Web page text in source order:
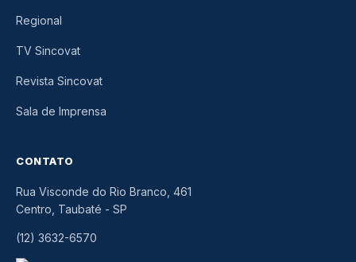
Regional
TV Sincovat
Revista Sincovat
Sala de Imprensa
CONTATO
Rua Visconde do Rio Branco, 461
Centro, Taubaté - SP
(12) 3632-6570